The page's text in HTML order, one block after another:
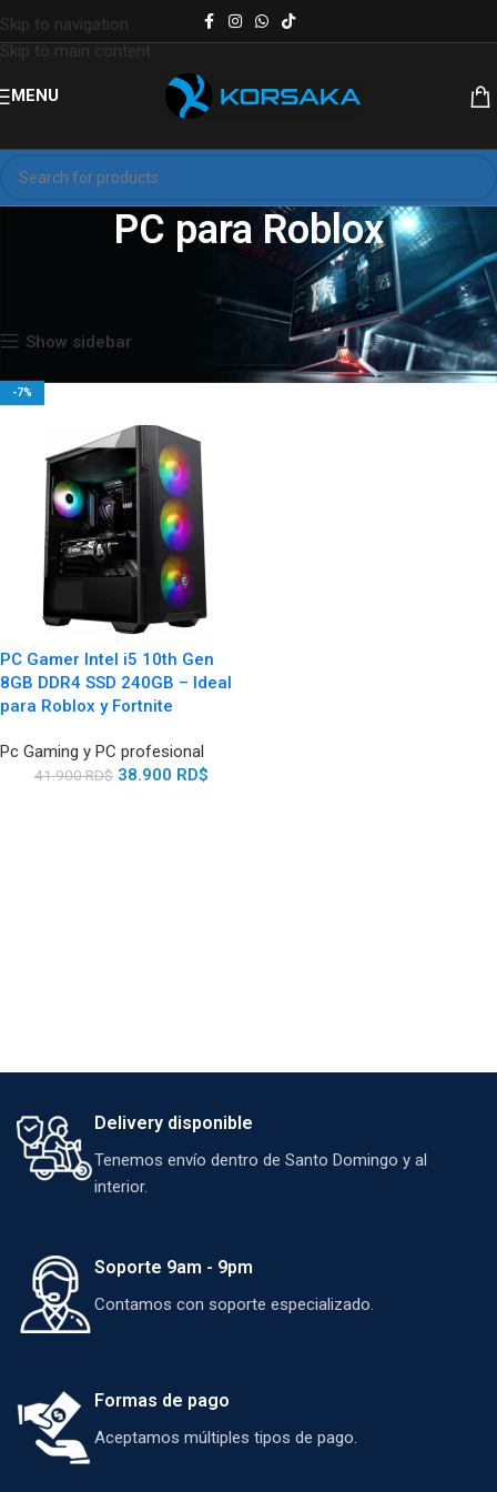
Skip to navigation
Skip to main content
MENU
PC para Roblox
Productos etiquetados “PC para Roblox”
Show sidebar
-7%
PC Gamer Intel i5 10th Gen
8GB DDR4 SSD 240GB – Ideal
para Roblox y Fortnite
Pc Gaming y PC profesional
41.900RD$ 38.900 RD$
Delivery disponible
Tenemos envío dentro de Santo Domingo y al
interior.
Soporte 9am - 9pm
Contamos con soporte especializado.
Formas de pago
Aceptamos múltiples tipos de pago.